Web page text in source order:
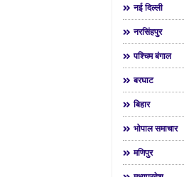
नई दिल्ली
नरसिंहपुर
पश्चिम बंगाल
बरघाट
बिहार
भोपाल समाचार
मणिपुर